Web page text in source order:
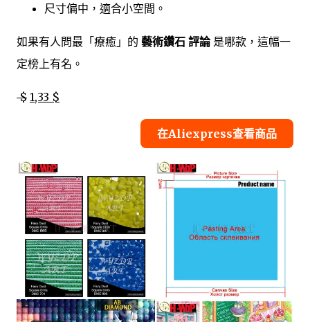
尺寸偏中，適合小空間。
如果有人問最「療癒」的 藝術鑽石 評論是哪款，這幅一
定榜上有名。
$ 1,33 $
在Aliexpress查看商品